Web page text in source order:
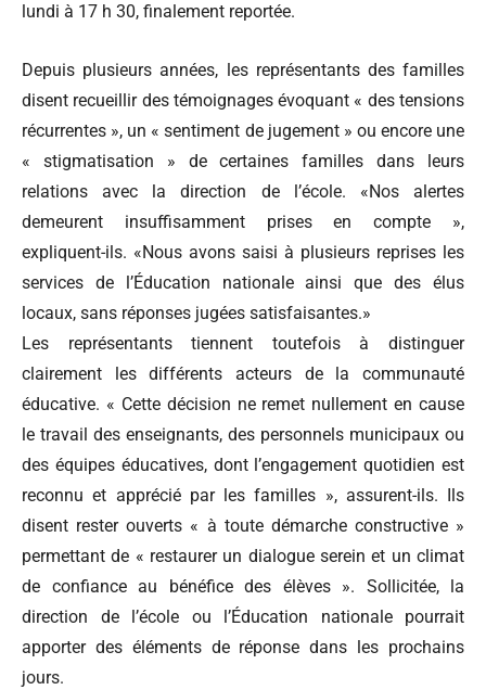
lundi à 17 h 30, finalement reportée.
Depuis plusieurs années, les représentants des familles
disent recueillir des témoignages évoquant « des tensions
récurrentes », un « sentiment de jugement » ou encore une
« stigmatisation » de certaines familles dans leurs
relations avec la direction de l’école. «Nos alertes
demeurent insuffisamment prises en compte »,
expliquent-ils. «Nous avons saisi à plusieurs reprises les
services de l’Éducation nationale ainsi que des élus
locaux, sans réponses jugées satisfaisantes.»
Les représentants tiennent toutefois à distinguer
clairement les différents acteurs de la communauté
éducative. « Cette décision ne remet nullement en cause
le travail des enseignants, des personnels municipaux ou
des équipes éducatives, dont l’engagement quotidien est
reconnu et apprécié par les familles », assurent-ils. Ils
disent rester ouverts « à toute démarche constructive »
permettant de « restaurer un dialogue serein et un climat
de confiance au bénéfice des élèves ». Sollicitée, la
direction de l’école ou l’Éducation nationale pourrait
apporter des éléments de réponse dans les prochains
jours.